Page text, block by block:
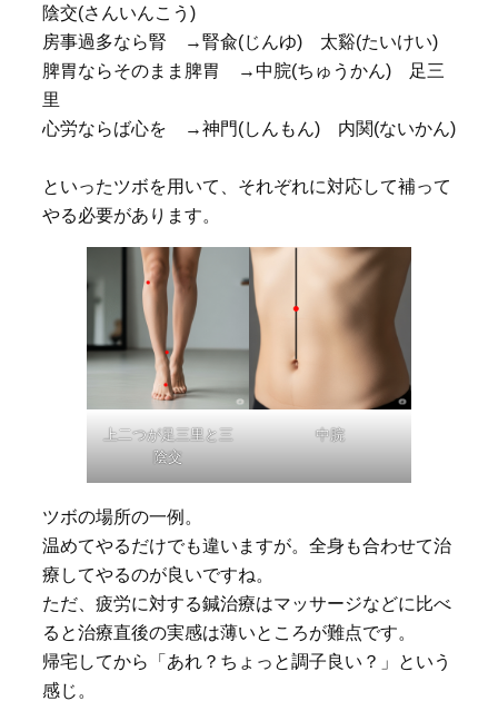
陰交(さんいんこう)
房事過多なら腎 →腎兪(じんゆ) 太谿(たいけい)
脾胃ならそのまま脾胃 →中脘(ちゅうかん) 足三
里
心労ならば心を →神門(しんもん) 内関(ないかん)
といったツボを用いて、それぞれに対応して補って
やる必要があります。
上二つが足三里と三
陰交
中脘
ツボの場所の一例。
温めてやるだけでも違いますが。全身も合わせて治
療してやるのが良いですね。
ただ、疲労に対する鍼治療はマッサージなどに比べ
ると治療直後の実感は薄いところが難点です。
帰宅してから「あれ？ちょっと調子良い？」という
感じ。